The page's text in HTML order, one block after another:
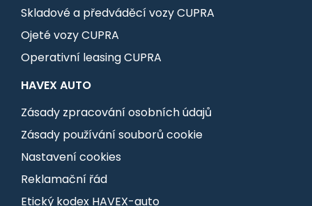
Skladové a předváděcí vozy CUPRA
Ojeté vozy CUPRA
Operativní leasing CUPRA
HAVEX AUTO
Zásady zpracování osobních údajů
Zásady používání souborů cookie
Nastavení cookies
Reklamační řád
Etický kodex HAVEX-auto